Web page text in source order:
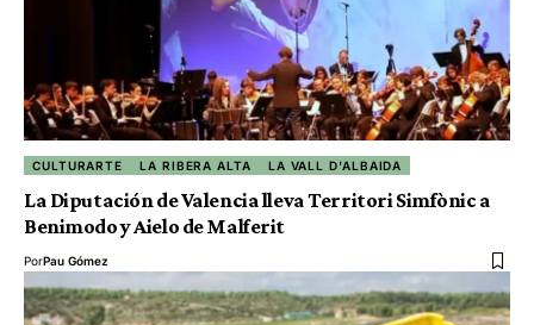
CULTURARTE LA RIBERA ALTA LA VALL D'ALBAIDA
La Diputación de Valencia lleva Territori Simfònic a
Benimodo y Aielo de Malferit
PorPau Gómez